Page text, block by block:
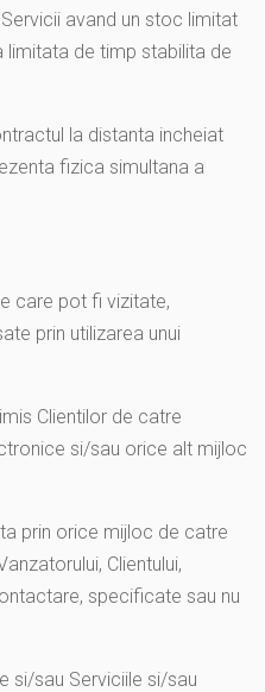
avand un stoc limitat
limitata de timp stabilita de
la distanta incheiat
fizica simultana a
care pot fi vizitate,
prin utilizarea unui
Clientilor de catre
si/sau orice alt mijloc
prin orice mijloc de catre
Clientului,
specificate sau nu
si/sau Serviciile si/sau